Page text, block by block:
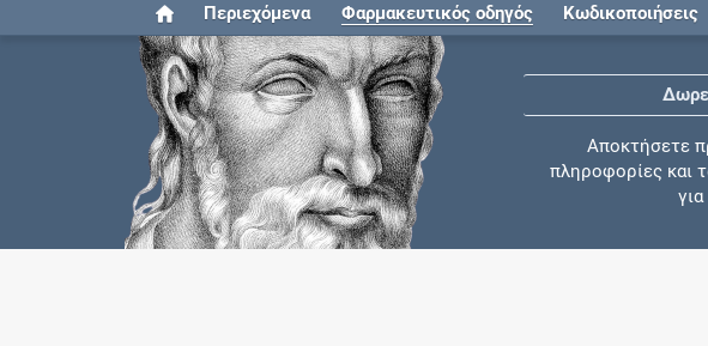
Περιεχόμενα Φαρμακευτικός οδηγός Κωδικοποιήσεις
Αποκτήσετε
πληροφορίες και